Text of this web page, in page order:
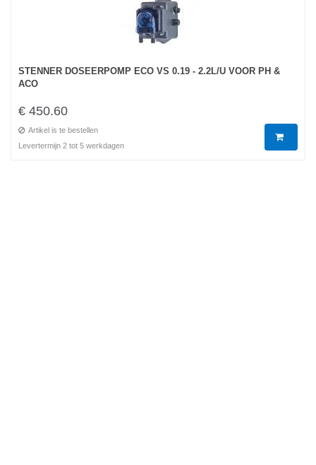
STENNER DOSEERPOMP ECO VS 0.19 - 2.2L/U VOOR PH &
ACO
€ 450.60
Artikel is te bestellen
Levertermijn 2 tot 5 werkdagen